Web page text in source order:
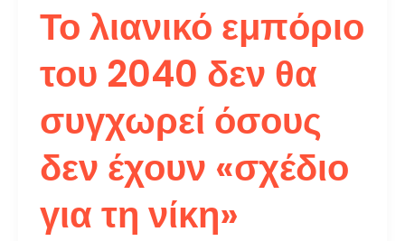
Το λιανικό εμπόριο
του 2040 δεν θα
συγχωρεί όσους
δεν έχουν «σχέδιο
για τη νίκη»